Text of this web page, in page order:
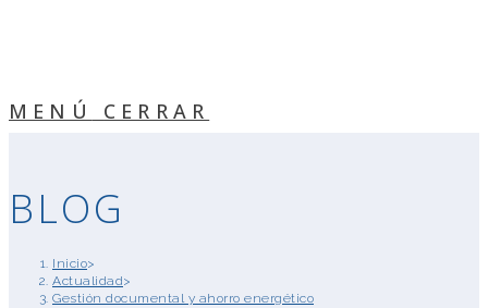
MENÚ CERRAR
BLOG
Inicio>
Actualidad>
Gestión documental y ahorro energético